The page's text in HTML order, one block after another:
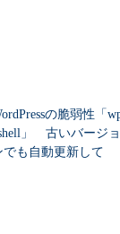
の脆弱性「
」 古いバージョ
でも自動更新して